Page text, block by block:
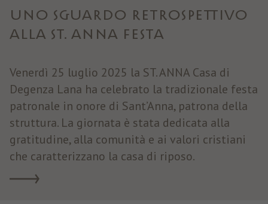
UNO SGUARDO RETROSPETTIVO
ALLA ST. ANNA FESTA
Venerdì 25 luglio 2025 la ST. ANNA Casa di
Degenza Lana ha celebrato la tradizionale festa
patronale in onore di Sant’Anna, patrona della
struttura. La giornata è stata dedicata alla
gratitudine, alla comunità e ai valori cristiani
che caratterizzano la casa di riposo.